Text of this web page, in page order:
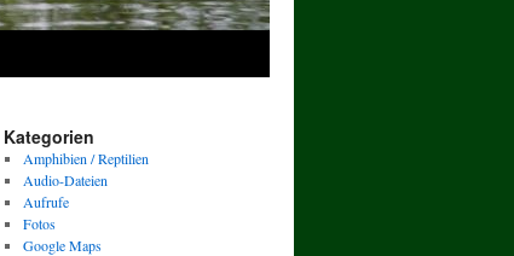
Kategorien
Amphibien / Reptilien
Audio-Dateien
Aufrufe
Fotos
Google Maps